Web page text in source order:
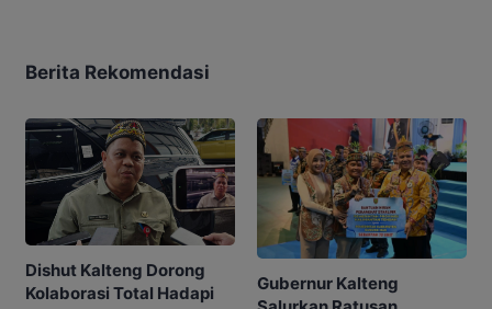
Berita Rekomendasi
Dishut Kalteng Dorong
Kolaborasi Total Hadapi
Gubernur Kalteng